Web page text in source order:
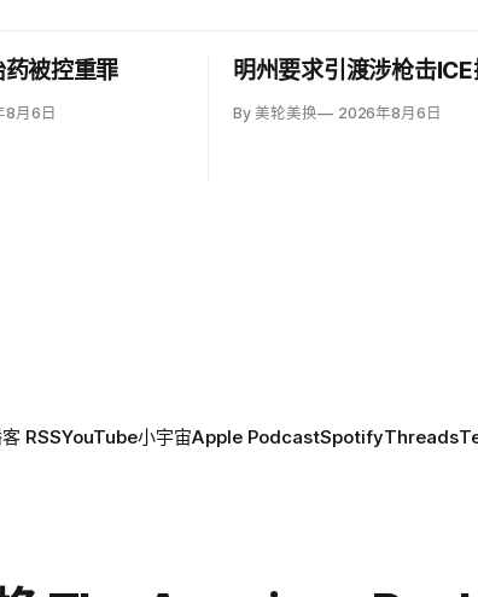
被控重罪
8月6日
明州要求引渡涉枪击
By 美轮美换 2026年8月6日
RSSYouTube小宇宙Apple PodcastSpotifyThreads